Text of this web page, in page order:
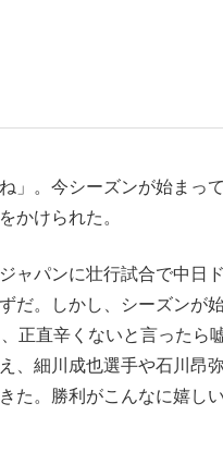
もっ
」。今シーズンが始まっ
かけられた。
ャパンに壮行試合で中日
だ。しかし、シーズンが
正直辛くないと言ったら
、細川成也選手や石川昂
た。勝利がこんなに嬉し